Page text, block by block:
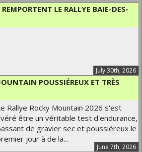
LE RALLYE BAIE-DES-
July 30th, 2026
POUSSIÉREUX ET TRÈS
June 7th, 2026
Rallye Rocky Mountain 2026 s'est
être un véritable test d'endurance,
de gravier sec et poussiéreux le
jour à de la...